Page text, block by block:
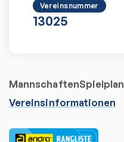
Vereinsnummer
13025
MannschaftenSpielplan
Vereinsinformationen